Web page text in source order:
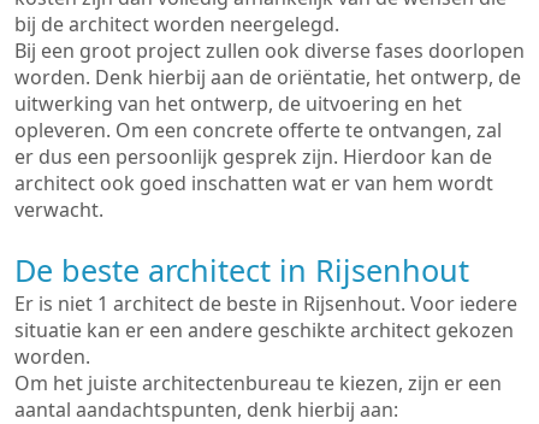
bij de architect worden neergelegd.
Bij een groot project zullen ook diverse fases doorlopen
worden. Denk hierbij aan de oriëntatie, het ontwerp, de
uitwerking van het ontwerp, de uitvoering en het
opleveren. Om een concrete offerte te ontvangen, zal
er dus een persoonlijk gesprek zijn. Hierdoor kan de
architect ook goed inschatten wat er van hem wordt
verwacht.
De beste architect in Rijsenhout
Er is niet 1 architect de beste in Rijsenhout. Voor iedere
situatie kan er een andere geschikte architect gekozen
worden.
Om het juiste architectenbureau te kiezen, zijn er een
aantal aandachtspunten, denk hierbij aan: